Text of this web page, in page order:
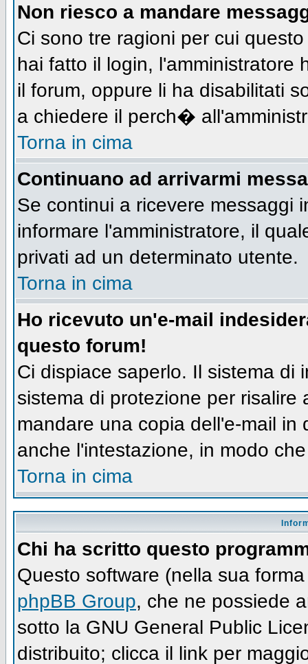
Non riesco a mandare
Ci sono tre ragioni per cui
hai fatto il login, l'amministratore
il forum, oppure li ha disabilitati
a chiedere il perch�
Torna in cima
Continuano ad arrivarmi
Se continui a ricevere messaggi
informare l'amministratore, il
privati ad un determinato utente.
Torna in cima
Ho ricevuto un'e-mail
questo forum!
Ci dispiace saperlo. Il sistema di
sistema di protezione per
mandare una copia dell'e-mail
anche l'intestazione, in modo
Torna in cima
Chi ha scritto questo
Questo software (nella sua
phpBB Group, che ne possiede
sotto la GNU General Public
distribuito; clicca il link per